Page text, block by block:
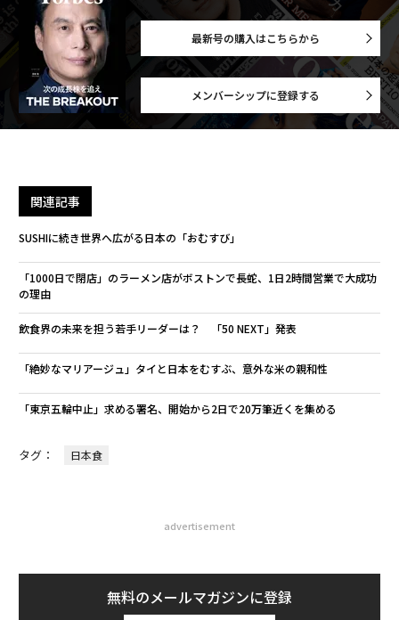
最新号の購入はこちらから
メンバーシップに登録する
関連記事
SUSHIに続き世界へ広がる日本の「おむすび」
「1000日で閉店」のラーメン店がボストンで長蛇、1日2時間営業で大成功
の理由
飲食界の未来を担う若手リーダーは？ 「50 NEXT」発表
「絶妙なマリアージュ」タイと日本をむすぶ、意外な米の親和性
「東京五輪中止」求める署名、開始から2日で20万筆近くを集める
タグ： 日本食
advertisement
無料のメールマガジンに登録